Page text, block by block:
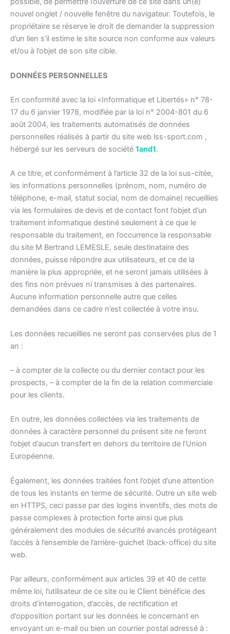
nouvel onglet / nouvelle fenêtre du navigateur. Toutefois, le
propriétaire se réserve le droit de demander la suppression
d’un lien s’il estime le site source non conforme aux valeurs
et/ou à l’objet de son site cible.
DONNÉES PERSONNELLES
En conformité avec la loi «Informatique et Libertés» n° 78-
17 du 6 janvier 1978, modifiée par la loi n° 2004-801 du 6
août 2004, les traitements automatisés de données
personnelles réalisés à partir du site web lss-sport.com ,
hébergé sur les serveurs de société 1and1.
A ce titre, et conformément à l’article 32 de la loi sus-citée,
les informations personnelles (prénom, nom, numéro de
téléphone, e-mail, statut social, nom de domaine) recueillies
via les formulaires de devis et de contact font l’objet d’un
traitement informatique destiné seulement à ce que le
responsable du traitement, en l’occurrence la responsable
du site M Bertrand LEMESLE, seule destinataire des
données, puisse répondre aux utilisateurs, et ce de la
manière la plus appropriée, et ne seront jamais utilisées à
des fins non prévues ni transmises à des partenaires.
Aucune information personnelle autre que celles
demandées dans ce cadre n’est collectée à votre insu.
Les données recueillies ne seront pas conservées plus de 1
an :
– à compter de la collecte ou du dernier contact pour les
prospects, – à compter de la fin de la relation commerciale
pour les clients.
En outre, les données collectées via les traitements de
données à caractère personnel du présent site ne feront
l’objet d’aucun transfert en dehors du territoire de l’Union
Européenne.
Également, les données traitées font l’objet d’une attention
de tous les instants en terme de sécurité. Outre un site web
en HTTPS, ceci passe par des logins inventifs, des mots de
passe complexes à protection forte ainsi que plus
généralement des modules de sécurité avancés protégeant
l’accès à l’ensemble de l’arrière-guichet (back-office) du site
web.
Par ailleurs, conformément aux articles 39 et 40 de cette
même loi, l’utilisateur de ce site ou le Client bénéficie des
droits d’interrogation, d’accès, de rectification et
d’opposition portant sur les données le concernant en
envoyant un e-mail ou bien un courrier postal adressé à :